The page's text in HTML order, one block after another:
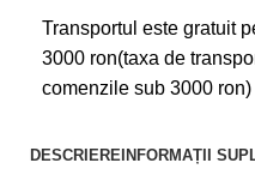
Transportul este gratuit
3000 ron(taxa de
comenzile sub 3000 ron)
DESCRIEREINFORMAȚII